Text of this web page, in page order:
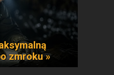
zmroku »